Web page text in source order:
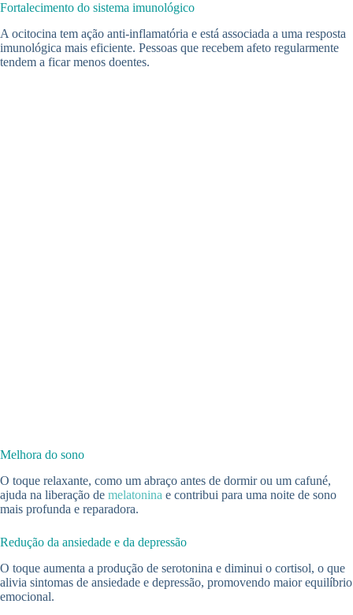
Fortalecimento do sistema imunológico
A ocitocina tem ação anti-inflamatória e está associada a uma resposta
imunológica mais eficiente. Pessoas que recebem afeto regularmente
tendem a ficar menos doentes.
Melhora do sono
O toque relaxante, como um abraço antes de dormir ou um cafuné,
ajuda na liberação de melatonina e contribui para uma noite de sono
mais profunda e reparadora.
Redução da ansiedade e da depressão
O toque aumenta a produção de serotonina e diminui o cortisol, o que
alivia sintomas de ansiedade e depressão, promovendo maior equilíbrio
emocional.